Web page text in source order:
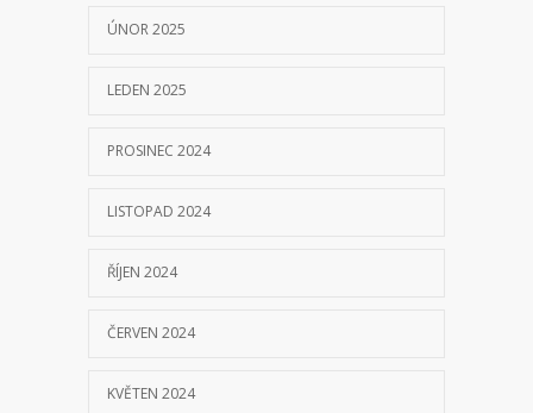
ÚNOR 2025
LEDEN 2025
PROSINEC 2024
LISTOPAD 2024
ŘÍJEN 2024
ČERVEN 2024
KVĚTEN 2024